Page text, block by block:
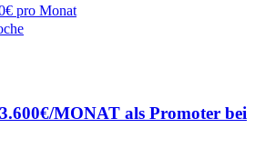
pro Monat
MONAT als Promoter bei